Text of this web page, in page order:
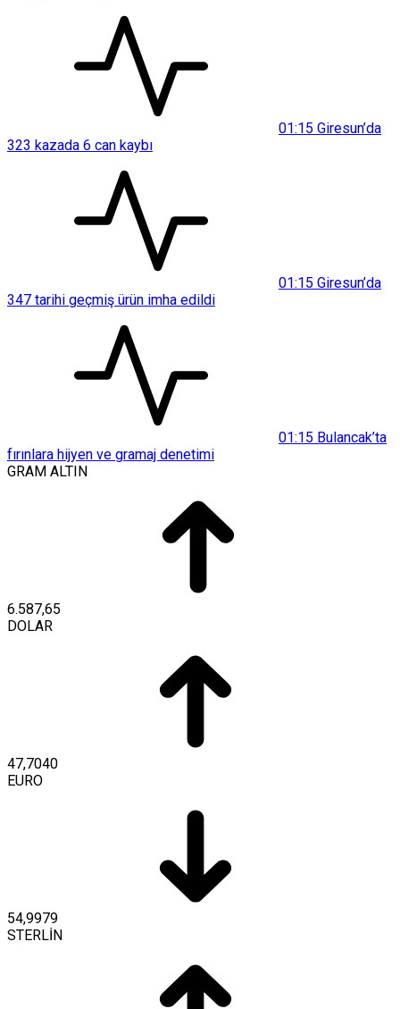
01:15 Giresun’da
323 kazada 6 can kaybı
01:15 Giresun’da
347 tarihi geçmiş ürün imha edildi
01:15 Bulancak’ta
fırınlara hijyen ve gramaj denetimi
GRAM ALTIN
6.587,65
DOLAR
47,7040
EURO
54,9979
STERLİN